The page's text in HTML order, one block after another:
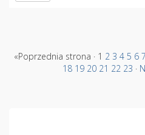
«Poprzednia strona · 1 2 3 4 5 6 7
18 19 20 21 22 23 ·